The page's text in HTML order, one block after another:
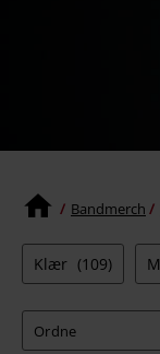
Bandmerch
Klær (109)